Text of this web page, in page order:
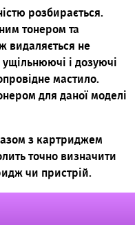
розбирається.
тонером та
видаляється не
і дозуючі
мастило.
для даної моделі
з картриджем
точно визначити
чи пристрій.